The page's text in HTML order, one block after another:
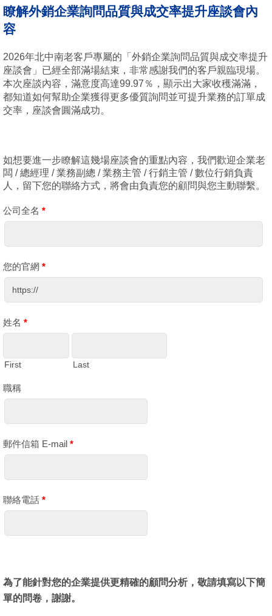
瞭解外銷企業詢問品質與成交率提升座談會內
容
2026年北中南老客戶專屬的「外銷企業詢問品質與成交率提升
座談會」已經全部滿場結束，非常感謝我們的客戶親臨現場。
本次座談內容，滿意度高達99.97％，顯示出大家收穫滿滿，
都知道如何幫助企業獲得更多優質詢問並可提升業務的訂單成
交率，座談會圓滿成功。
如想要進一步瞭解這幾場座談會的重點內容，我們歡迎企業老
闆 / 總經理 / 業務副總 / 業務主管 / 行銷主管 / 數位行銷負責
人，留下您的聯絡方式，將會由負責您的顧問與您主動聯繫。
公司全名 *
您的官網 *
姓名 *
First Last
職稱
郵件信箱 E-mail *
聯絡電話 *
為了能針對您的企業提供更精確的顧問分析，敬請填寫以下簡
單的問卷，謝謝。